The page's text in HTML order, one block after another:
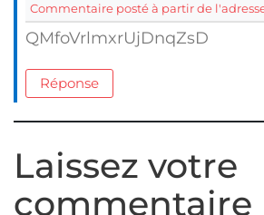
Commentaire posté à partir de l'adresse
QMfoVrlmxrUjDnqZsD
Réponse
Laissez votre
commentaire